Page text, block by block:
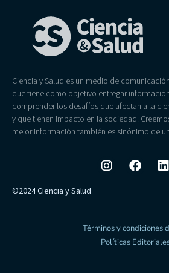
Ciencia y Salud es un medio de
que tiene como objetivo entregar
comprender los desafíos que afectan a la
y que tienen impacto en la sociedad.
mejor información también es sinónimo de
©2024 Ciencia y Salud
Términos y condiciones
Políticas